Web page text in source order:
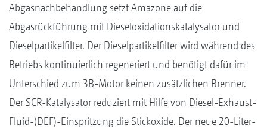
Abgasnachbehandlung setzt Amazone auf die
Abgasrückführung mit Dieseloxidationskatalysator und
Dieselpartikelfilter. Der Dieselpartikelfilter wird während des
Betriebs kontinuierlich regeneriert und benötigt dafür im
Unterschied zum 3B-Motor keinen zusätzlichen Brenner.
Der SCR-Katalysator reduziert mit Hilfe von Diesel-Exhaust-
Fluid-(DEF)-Einspritzung die Stickoxide. Der neue 20-Liter-